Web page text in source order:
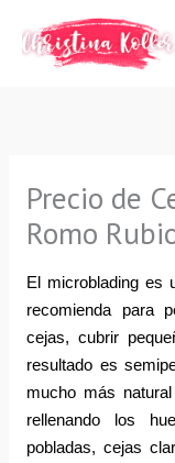
contenido
Precio de
Romo
El microblading es
recomienda para
cejas, cubrir
resultado es
mucho más
rellenando los
pobladas, cejas